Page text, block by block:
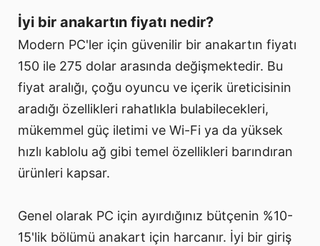
İyi bir anakartın fiyatı nedir?
Modern PC'ler için güvenilir bir anakartın fiyatı
150 ile 275 dolar arasında değişmektedir. Bu
fiyat aralığı, çoğu oyuncu ve içerik üreticisinin
aradığı özellikleri rahatlıkla bulabilecekleri,
mükemmel güç iletimi ve Wi-Fi ya da yüksek
hızlı kablolu ağ gibi temel özellikleri barındıran
ürünleri kapsar.
Genel olarak PC için ayırdığınız bütçenin %10-
15'lik bölümü anakart için harcanır. İyi bir giriş